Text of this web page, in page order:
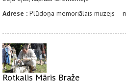
Adrese : Plūdoņa memoriālais muzejs –
Rotkalis Māris Braže